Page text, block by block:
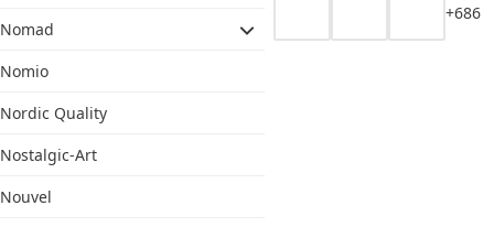
Nomad
Nomio
Nordic Quality
Nostalgic-Art
Nouvel
+686